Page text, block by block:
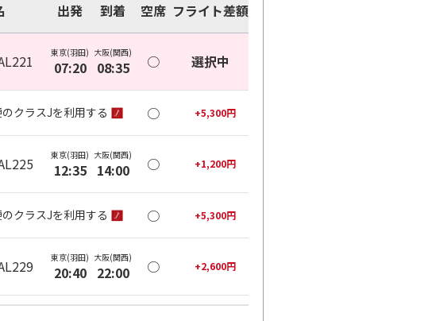
出発 到着 空席 フライト差額
東京(羽田)
07:20
大阪(関西)
08:35 ○ 選択中
クラスJを利用する ○ +5,300円
東京(羽田)
12:35
大阪(関西)
14:00 ○ +1,200円
クラスJを利用する ○ +5,300円
東京(羽田)
20:40
大阪(関西)
22:00 ○ +2,600円